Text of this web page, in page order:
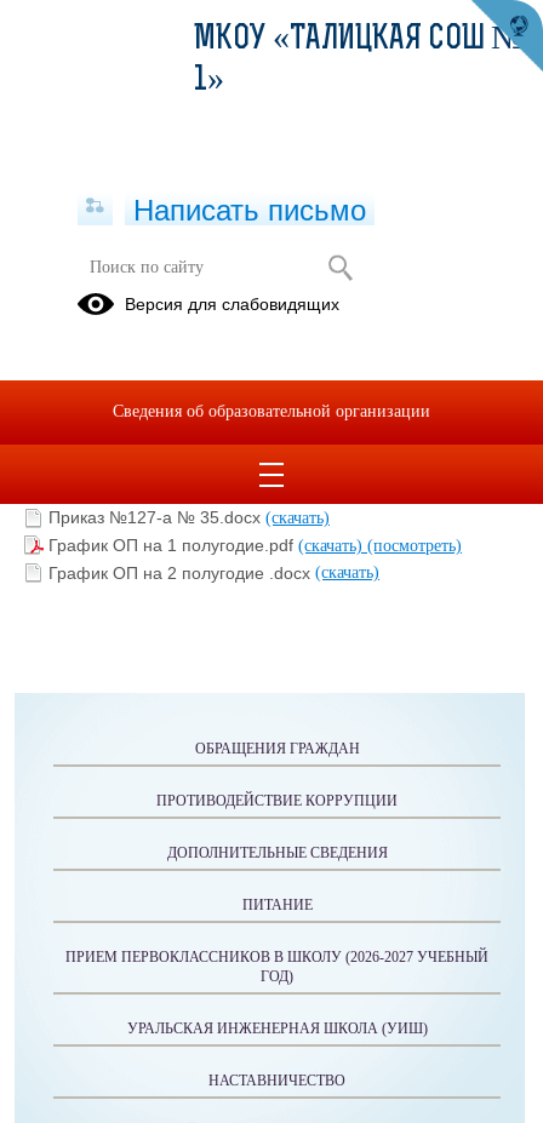
5. Анализ результатов школьного
мониторинга обеспечения
Аналитическая справка.docx(скачать)
Приказ №127-а № 35.docx (скачать)
График ОП на 1 полугодие.pdf (скачать) (посмотреть)
График ОП на 2 полугодие .docx (скачать)
ОБРАЩЕНИЯ ГРАЖДАН
ПРОТИВОДЕЙСТВИЕ КОРРУПЦИИ
ДОПОЛНИТЕЛЬНЫЕ СВЕДЕНИЯ
ПИТАНИЕ
ПРИЕМ ПЕРВОКЛАССНИКОВ В ШКОЛУ (2026-2027 УЧЕБНЫЙ
ГОД)
УРАЛЬСКАЯ ИНЖЕНЕРНАЯ ШКОЛА (УИШ)
НАСТАВНИЧЕСТВО
МКОУ «ТАЛИЦКАЯ СОШ №
1»
Написать письмо
Версия для слабовидящих
Сведения об образовательной организации